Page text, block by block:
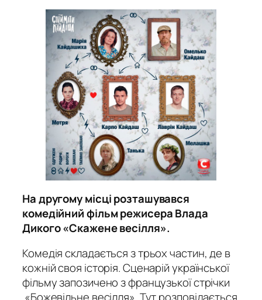
На другому місці розташувався
комедійний фільм режисера Влада
Дикого «Скажене весілля».
Комедія складається з трьох частин, де в
кожній своя історія. Сценарій української
фільму запозичено з французької стрічки